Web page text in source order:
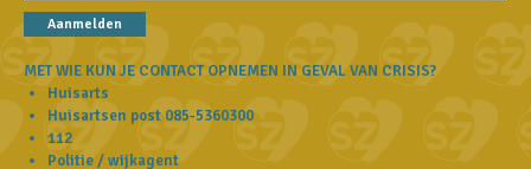
Aanmelden
MET WIE KUN JE CONTACT OPNEMEN IN GEVAL VAN CRISIS?
Huisarts
Huisartsen post 085-5360300
112
Politie / wijkagent